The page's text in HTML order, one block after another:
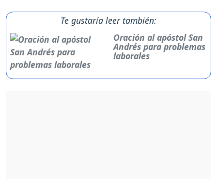
Te gustaría leer también:
Oración al apóstol San
Andrés para problemas
laborales